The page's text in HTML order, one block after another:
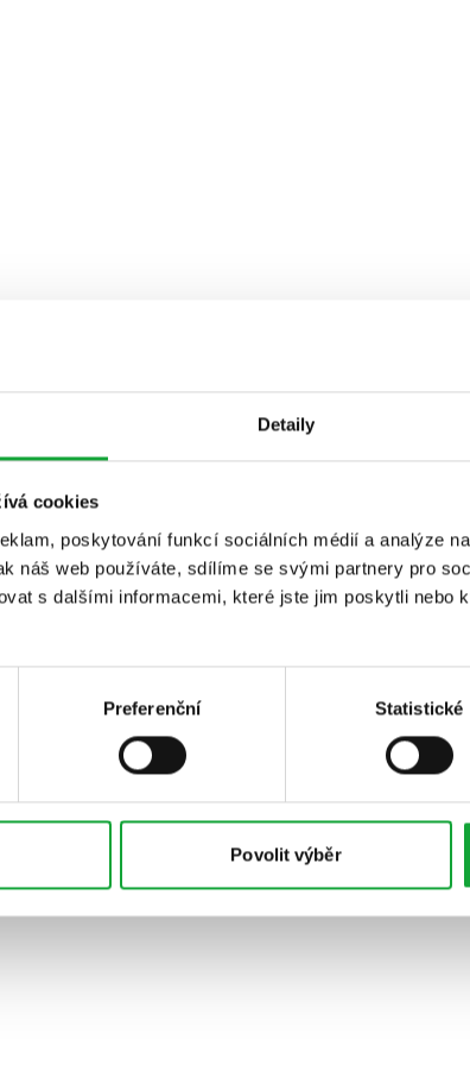
Detaily
cookies
poskytování funkcí sociálních médií a analýze
náš web používáte, sdílíme se svými partnery pro
s dalšími informacemi, které jste jim poskytli nebo
Preferenční Statistické
Povolit výběr